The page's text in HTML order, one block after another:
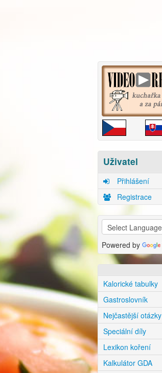
Uživatel
Přihlášení
Registrace
Powered by
Kalorické tabulky
Gastroslovník
Nejčastější otázky
Speciální díly
Lexikon koření
Kalkulátor GDA